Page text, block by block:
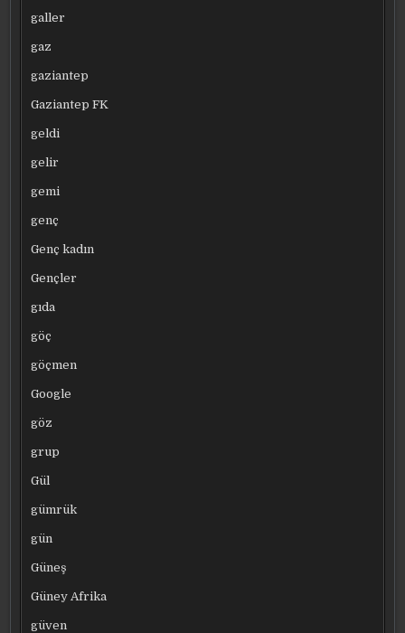
galler
gaz
gaziantep
Gaziantep FK
geldi
gelir
gemi
genç
Genç kadın
Gençler
gıda
göç
göçmen
Google
göz
grup
Gül
gümrük
gün
Güneş
Güney Afrika
güven